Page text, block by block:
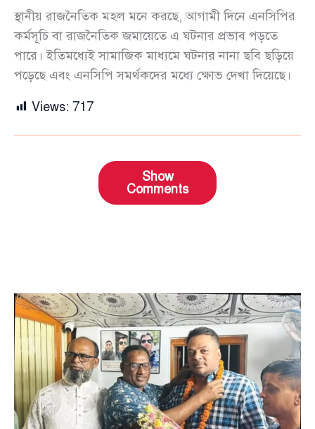
স্থানীয় রাজনৈতিক মহল মনে করছে, আগামী দিনে এনসিপির
কর্মসূচি বা রাজনৈতিক জমায়েতে এ ঘটনার প্রভাব পড়তে
পারে। ইতিমধ্যেই সামাজিক মাধ্যমে ঘটনার নানা ছবি ছড়িয়ে
পড়েছে এবং এনসিপি সমর্থকদের মধ্যে ক্ষোভ দেখা দিয়েছে।
Views: 717
Show
Comments